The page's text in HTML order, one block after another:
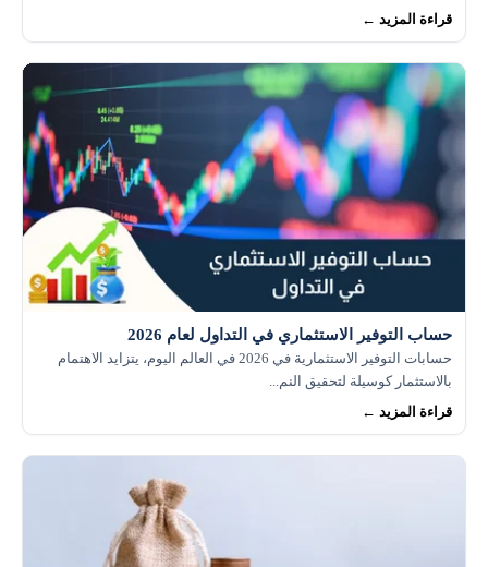
قراءة المزيد ←
حساب التوفير الاستثماري في التداول لعام 2026
حسابات التوفير الاستثمارية في 2026 في العالم اليوم، يتزايد الاهتمام
بالاستثمار كوسيلة لتحقيق النم...
قراءة المزيد ←